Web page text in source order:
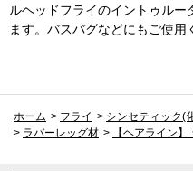
ルヘッドフライのイントゥル
ます。バスバグなどにもご使用
ホーム > フライ > シンセティック(
> ラバーレッグ材 > 【ヘアライン